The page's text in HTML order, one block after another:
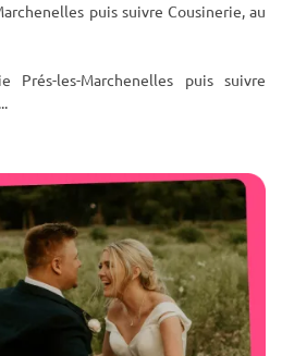
puis suivre Cousinerie, au
Prés-les-Marchenelles puis suivre
...